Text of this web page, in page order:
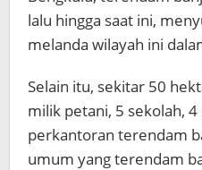
lalu hingga saat ini,
melanda wilayah ini
Selain itu, sekitar 50
milik petani, 5 sekolah,
perkantoran terendam
umum yang terendam